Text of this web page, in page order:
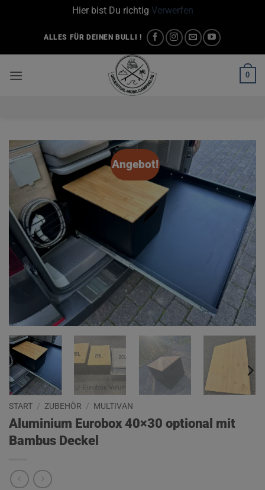
Hier bist Du richtig Verwerfen
springen
ALLES FÜR DEINEN BULLI !
0
Angebot!
START / ZUBEHÖR / MULTIVAN
Aluminium Eurobox 40×30 optional mit
Bambus Deckel